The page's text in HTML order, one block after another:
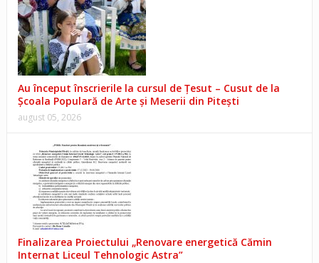
Au început înscrierile la cursul de Țesut – Cusut de la
Școala Populară de Arte și Meserii din Pitești
august 05, 2026
Finalizarea Proiectului „Renovare energetică Cămin
Internat Liceul Tehnologic Astra”